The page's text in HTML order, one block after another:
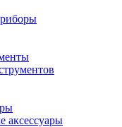
аксессуары